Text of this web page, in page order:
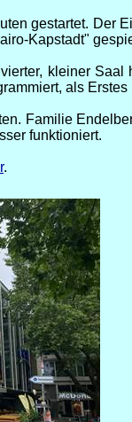
gestartet. Der
Kapstadt"
kleiner
als
Familie
funktioniert.
.